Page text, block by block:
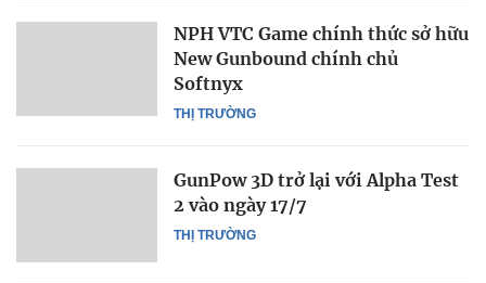
THỊ TRƯỜNG
NPH VTC Game chính thức sở hữu
New Gunbound chính chủ
Softnyx
THỊ TRƯỜNG
GunPow 3D trở lại với Alpha Test
2 vào ngày 17/7